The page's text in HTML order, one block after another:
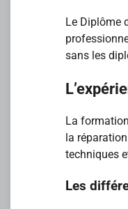
Le Diplôme
sans les
La
la
techniques
Les